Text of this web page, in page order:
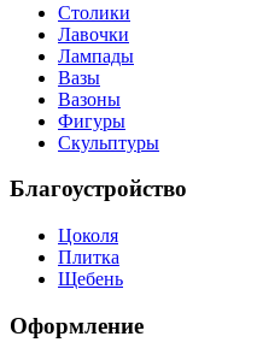
Столики
Лавочки
Лампады
Вазы
Вазоны
Фигуры
Скульптуры
Благоустройство
Цоколя
Плитка
Щебень
Оформление